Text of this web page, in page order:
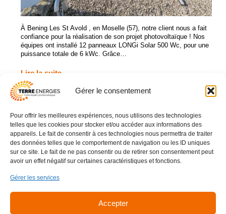
Gérer le consentement
Pour offrir les meilleures expériences, nous utilisons des technologies
telles que les cookies pour stocker et/ou accéder aux informations des
appareils. Le fait de consentir à ces technologies nous permettra de traiter
des données telles que le comportement de navigation ou les ID uniques
sur ce site. Le fait de ne pas consentir ou de retirer son consentement peut
avoir un effet négatif sur certaines caractéristiques et fonctions.
Gérer les services
Accepter
À Bening Les St Avold , en Moselle (57), notre client nous a fait
confiance pour la réalisation de son projet photovoltaïque ! Nos
équipes ont installé 12 panneaux LONGi Solar 500 Wc, pour une
puissance totale de 6 kWc. Grâce…
Lire la suite
03 83 16 42 93
contact@terreenergies.fr
16 B Allée des Bonnetons
54425 PULNOY
Lun - Ven : 08h - 12h / 13h30 - 17h